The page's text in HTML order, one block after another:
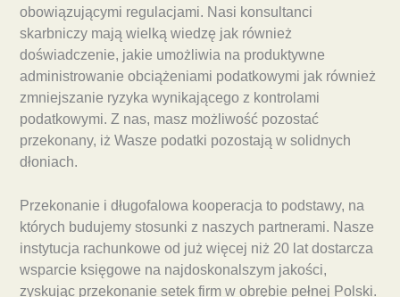
obowiązującymi regulacjami. Nasi konsultanci
skarbniczy mają wielką wiedzę jak również
doświadczenie, jakie umożliwia na produktywne
administrowanie obciążeniami podatkowymi jak również
zmniejszanie ryzyka wynikającego z kontrolami
podatkowymi. Z nas, masz możliwość pozostać
przekonany, iż Wasze podatki pozostają w solidnych
dłoniach.
Przekonanie i długofalowa kooperacja to podstawy, na
których budujemy stosunki z naszych partnerami. Nasze
instytucja rachunkowe od już więcej niż 20 lat dostarcza
wsparcie księgowe na najdoskonalszym jakości,
zyskując przekonanie setek firm w obrębie pełnej Polski.